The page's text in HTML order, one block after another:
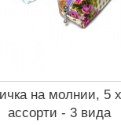
на молнии, 5
ассорти - 3 вида